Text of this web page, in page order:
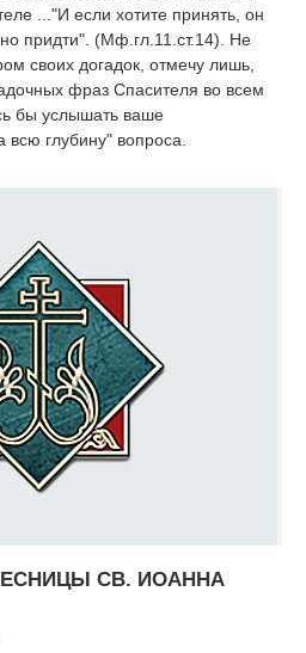
..."И если хотите принять, он
придти". (Мф.гл.11.ст.14). Не
своих догадок, отмечу лишь,
фраз Спасителя во всем
бы услышать ваше
глубину" вопроса.
СВ. ИОАННА